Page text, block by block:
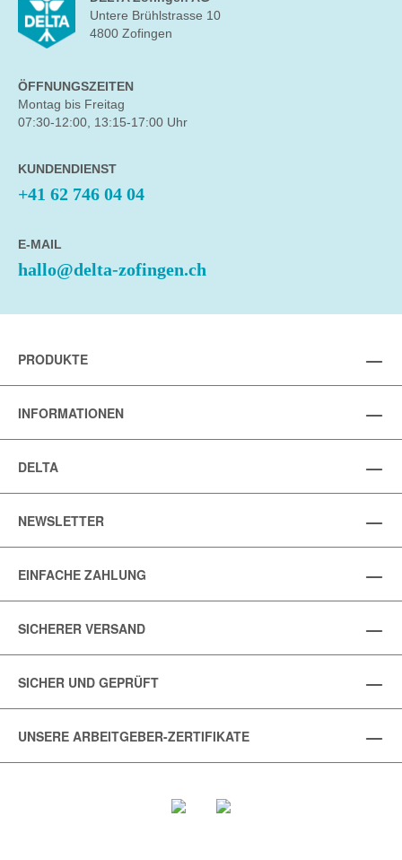
Untere Brühlstrasse 10
4800 Zofingen
ÖFFNUNGSZEITEN
Montag bis Freitag
07:30-12:00, 13:15-17:00 Uhr
KUNDENDIENST
+41 62 746 04 04
E-MAIL
hallo@delta-zofingen.ch
PRODUKTE
INFORMATIONEN
DELTA
NEWSLETTER
EINFACHE ZAHLUNG
SICHERER VERSAND
SICHER UND GEPRÜFT
UNSERE ARBEITGEBER-ZERTIFIKATE